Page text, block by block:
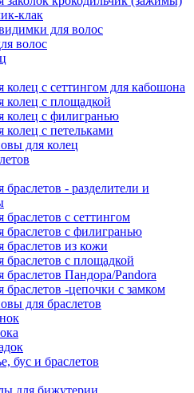
клак
для волос
волос
с сеттингом для кабошона
колец с площадкой
колец с филигранью
с петельками
для колец
- разделители и
с сеттингом
браслетов с филигранью
из кожи
с площадкой
Пандора/Pandora
-цепочки с замком
для браслетов
бус и браслетов
для бижутерии